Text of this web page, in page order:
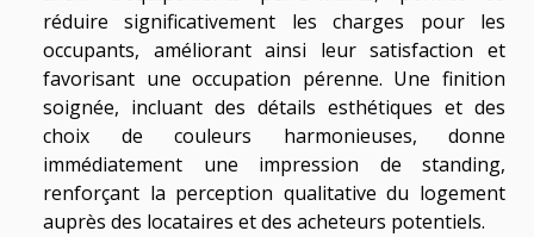
réduire significativement les charges pour les
occupants, améliorant ainsi leur satisfaction et
favorisant une occupation pérenne. Une finition
soignée, incluant des détails esthétiques et des
choix de couleurs harmonieuses, donne
immédiatement une impression de standing,
renforçant la perception qualitative du logement
auprès des locataires et des acheteurs potentiels.